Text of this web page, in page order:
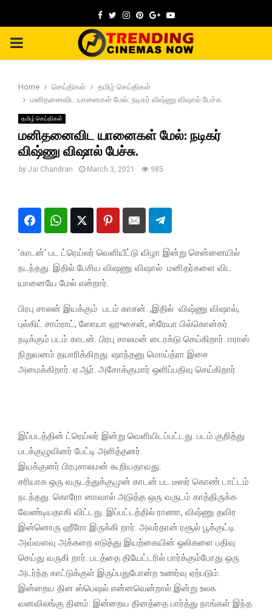
Facebook
TwitterInstagram
Pinterest
GoogleYoutube
PRIMARY
Home செய்திகள்
தமிழ் செய்திகள்
மனிதனைவிட யானைகள் மேல்: நடிகர் விஷ்ணு விஷால் பேச்சு.
தமிழ் செய்திகள்
மனிதனைவிட யானைகள் மேல்: நடிகர்
விஷ்ணு விஷால் பேச்சு.
by Jai Chandran March 3, 2021 985
’காடன்’ பட ட்ரெய்லர் வெளியீட்டு விழா இன்று சென்னையில்
நடந்தது. இதில் பேசிய விஷணு விஷால் மனிதர்களை விட
யானையே மேல் என்றார்.
பிரபு சாலன் இயக்கும் படம் காசன். ,இதில் விஷ்ணு விஷால்,
புல்கிட் சாம்ராட், ஸோயா ஹுசைன், ஸ்ரேயா பில்கொன்கர்
நடிக்கும் படம் காடன். பிரபு சாலமன் டைரக்டு செய்கிறார். ஈராஸ்
நிறுவனம் தயாரிக்கிறது. ஷாந்தனு மொய்த்ரா இசை
அமைக்கிறார். ஏ.ஆர். அசோக்குமார் ஒளிப்பதிவு செய்கிறார்.
இப்படத்தின் ட்ரெய்லர் இன்று வெளியிடப்பட்டது. படம் குறித்து
படக்குழுவினர் பேட்டி அளித்தனர்.
இயக்குனர் பிரபுசாலமன் கூறியதாவது:
சரியாக ஒரு வருடத்துக்குமுன் காடன் பட டீஸர் கொண் டாட்டம்
நடந்தது. கொரோ னாவால் அடுத்த ஒரு வருடம் காத்திருக்க
வேண்டியதாகி விட்டது. இப்பட்டத்தில் ராணா, விஷ்ணு தவிர
இன்னொரு ஹீரோ இருக்கி றார். அவர்தான் ரசூல் பூக்குட்டி
அவ்வளவு அக்கறை எடுத்து இயற்கையின் ஒலிகளை பதிவு
செய்து வருகி றார். படத்தை தியேட்டரில் பார்க்கும்போது ஒரு
அடர்ந்த காட்டுக்குள் இருப்பதுபோன்ற உணர்வு ஏற்படும்.
இன்றைய தின ஸ்பெஷல் என்னவென்றால் இன்று உலக
வனவிலங்கு தினம். இன்றைய தினத்தை பார்த்து நாங்கள் இந்த